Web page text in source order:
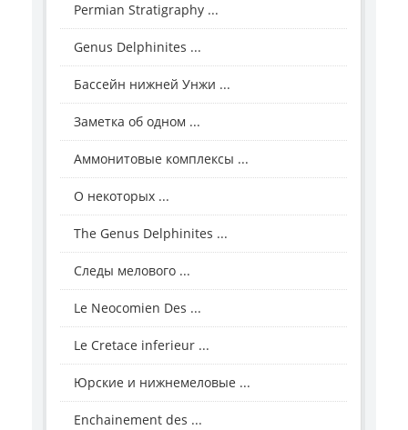
Permian Stratigraphy ...
Genus Delphinites ...
Бассейн нижней Унжи ...
Заметка об одном ...
Аммонитовые комплексы ...
О некоторых ...
The Genus Delphinites ...
Следы мелового ...
Le Neocomien Des ...
Le Cretace inferieur ...
Юрские и нижнемеловые ...
Enchainement des ...